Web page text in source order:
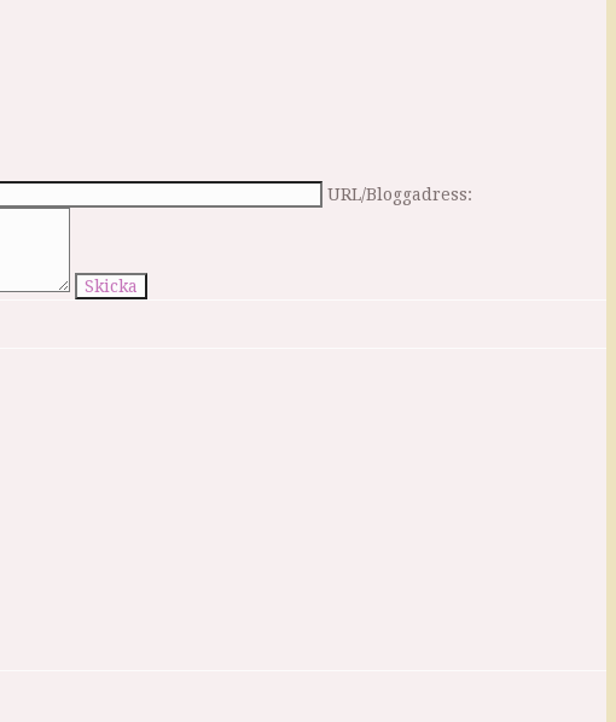
URL/Bloggadress: